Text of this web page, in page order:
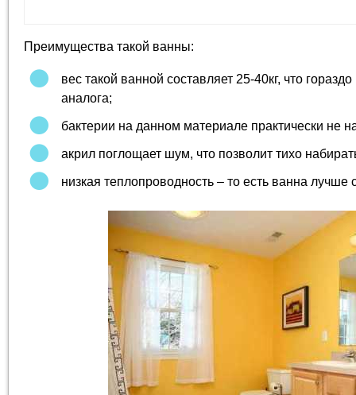
Преимущества такой ванны:
вес такой ванной составляет 25-40кг, что
аналога;
бактерии на данном материале практически не
акрил поглощает шум, что позволит тихо
низкая теплопроводность – то есть ванна лучше